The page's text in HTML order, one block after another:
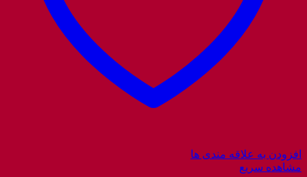
افزودن به علاقه مندی ها
مشاهده سریع